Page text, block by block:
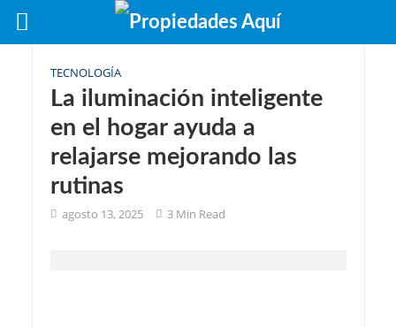
TECNOLOGÍA
La iluminación inteligente
en el hogar ayuda a
relajarse mejorando las
rutinas
agosto 13, 2025 3 Min Read